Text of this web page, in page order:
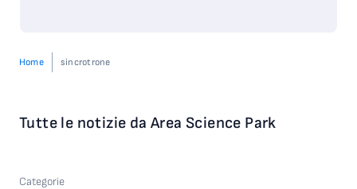
Home sincrotrone
Tutte le notizie da Area Science Park
Categorie